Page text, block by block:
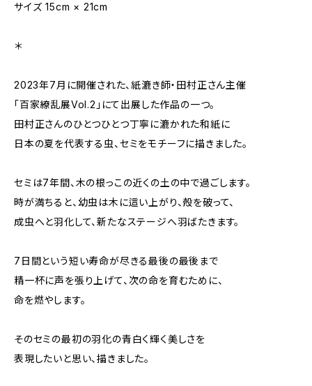
サイズ 15cm × 21cm
＊
2023年7月に開催された、紙漉き師・田村正さん主催
「百家繚乱展Vol.2」にて出展した作品の一つ。
田村正さんのひとつひとつ丁寧に漉かれた和紙に
日本の夏を代表する虫、セミをモチーフに描きました。
セミは7年間、木の根っこの近くの土の中で過ごします。
時が満ちると、幼虫は木に這い上がり、殻を破って、
成虫へと羽化して、新たなステージへ羽ばたきます。
7日間という短い寿命が尽きる最後の最後まで
精一杯に声を張り上げて、次の命を育むために、
命を燃やします。
そのセミの最初の羽化の青白く輝く美しさを
表現したいと思い、描きました。